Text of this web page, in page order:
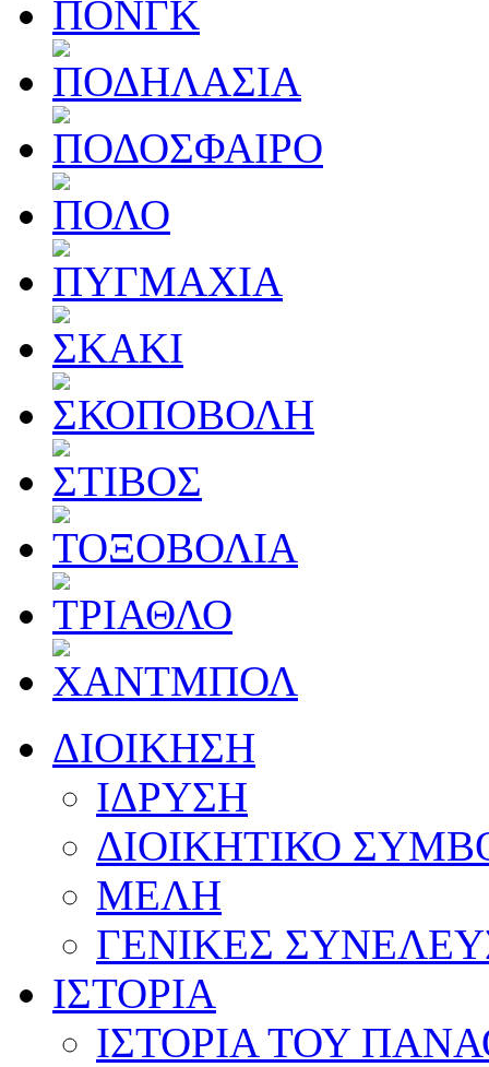
ΔΙΟΙΚΗΣΗ
ΙΔΡΥΣΗ
ΔΙΟΙΚΗΤΙΚΟ
ΜΕΛΗ
ΓΕΝΙΚΕΣ
ΙΣΤΟΡΙΑ
ΙΣΤΟΡΙΑ ΤΟΥ